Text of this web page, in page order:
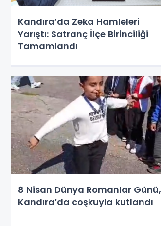
Kandıra’da Zeka Hamleleri
Yarıştı: Satranç İlçe Birinciliği
Tamamlandı
8 Nisan Dünya Romanlar Günü,
Kandıra’da coşkuyla kutlandı